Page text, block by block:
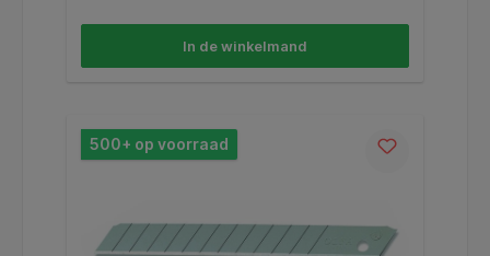
In de winkelmand
500+ op voorraad